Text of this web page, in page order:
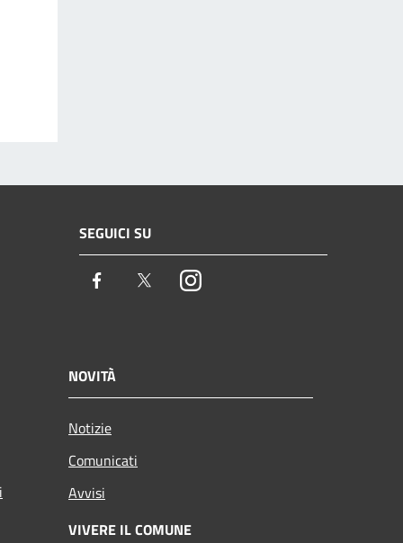
SEGUICI SU
Facebook TwitterInstagram
NOVITÀ
Notizie
Comunicati
Avvisi
VIVERE IL COMUNE